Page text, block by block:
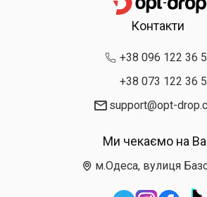
Контакти
+38 096 122 36
+38 073 122 36
support@opt-
Ми чекаємо на
м.Одеса, вулиця